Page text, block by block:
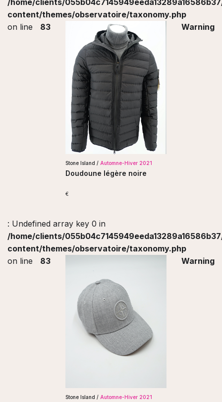
/home/clients/
content/themes/observatoire/taxonomy.php
on line
83
Stone Island / Automne-Hiver 2021
Doudoune légère noire
€
Warning
: Undefined array key 0 in
/home/clients/
content/themes/observatoire/taxonomy.php
on line
83
Stone Island / Automne-Hiver 2021
Warning